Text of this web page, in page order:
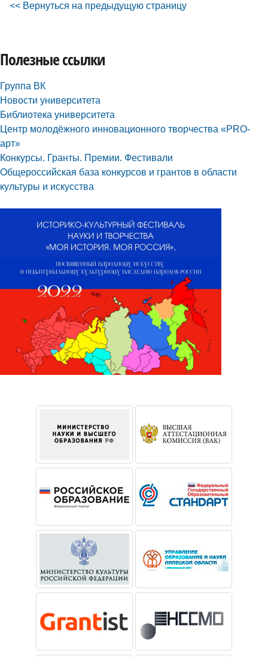
<< Вернуться на предыдущую страницу
Полезные ссылки
Группа ВК
Новости университета
Библиотека университета
Центр молодёжного инновационного творчества «PRO-
арт»
Конкурсы. Гранты. Премии. Фестивали
Общероссийская база конкурсов и грантов в области
культуры и искусства